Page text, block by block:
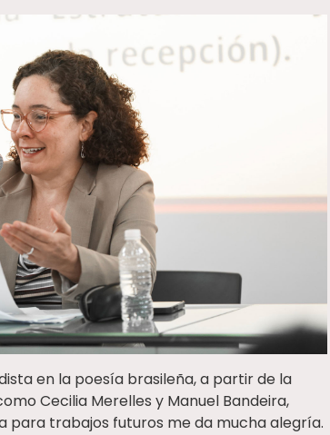
en la poesía brasileña, a partir de la
Cecilia Merelles y Manuel Bandeira,
para trabajos futuros me da mucha alegría.